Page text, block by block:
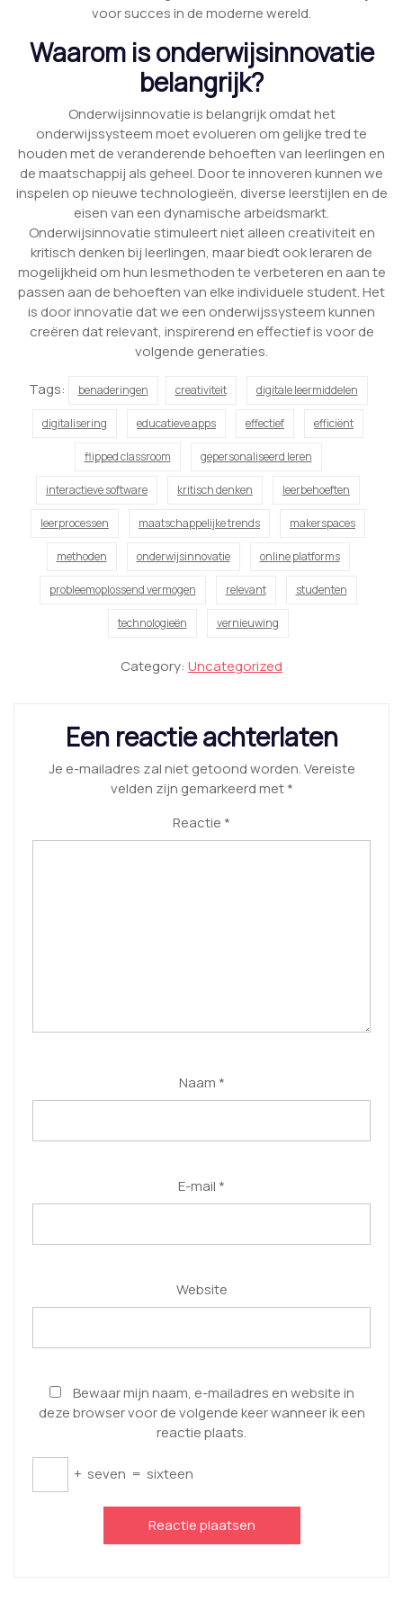
voor succes in de moderne wereld.
Waarom is onderwijsinnovatie
belangrijk?
Onderwijsinnovatie is belangrijk omdat het
onderwijssysteem moet evolueren om gelijke tred te
houden met de veranderende behoeften van leerlingen en
de maatschappij als geheel. Door te innoveren kunnen we
inspelen op nieuwe technologieën, diverse leerstijlen en de
eisen van een dynamische arbeidsmarkt.
Onderwijsinnovatie stimuleert niet alleen creativiteit en
kritisch denken bij leerlingen, maar biedt ook leraren de
mogelijkheid om hun lesmethoden te verbeteren en aan te
passen aan de behoeften van elke individuele student. Het
is door innovatie dat we een onderwijssysteem kunnen
creëren dat relevant, inspirerend en effectief is voor de
volgende generaties.
Tags:
benaderingen creativiteit digitale leermiddelen
digitalisering educatieve apps effectief efficiënt
flipped classroom gepersonaliseerd leren
interactieve software kritisch denken leerbehoeften
leerprocessen maatschappelijke trends makerspaces
methoden onderwijsinnovatie online platforms
probleemoplossend vermogen relevant studenten
technologieën vernieuwing
Category: Uncategorized
Een reactie achterlaten
Je e-mailadres zal niet getoond worden.Vereiste
velden zijn gemarkeerd met*
Reactie *
Naam *
E-mail *
Website
Bewaar mijn naam, e-mailadres en website in
deze browser voor de volgende keer wanneer ik een
reactie plaats.
+ seven = sixteen